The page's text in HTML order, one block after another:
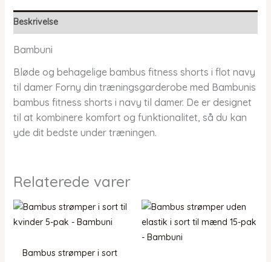
Beskrivelse
Bambuni
Bløde og behagelige bambus fitness shorts i flot navy
til damer Forny din træningsgarderobe med Bambunis
bambus fitness shorts i navy til damer. De er designet
til at kombinere komfort og funktionalitet, så du kan
yde dit bedste under træningen.
Relaterede varer
Bambus strømper i sort